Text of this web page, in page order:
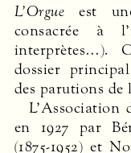
L’Orgue est
consacrée à
interprètes…).
dossier
des parutions
L’Association
en 1927 par
(1875-1952) et